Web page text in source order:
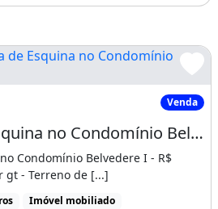
Esquina no Condomínio Venda
Casa Térrea de Esquina no Condomínio Belvedere I à venda por R$ 3.990.000,00
Condomínio Belvedere I - R$
gt - Terreno de [...]
Imóvel mobiliado